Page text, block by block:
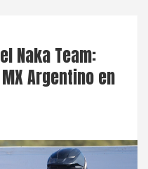
Naka Team:
Argentino en